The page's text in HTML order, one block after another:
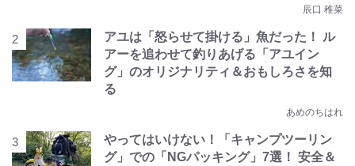
辰口 稚菜
アユは「怒らせて掛ける」魚だった！ ル
アーを追わせて釣りあげる「アユイン
グ」のオリジナリティ＆おもしろさを知
る
あめのちはれ
やってはいけない！「キャンプツーリン
グ」での「NGパッキング」7選！ 安全＆